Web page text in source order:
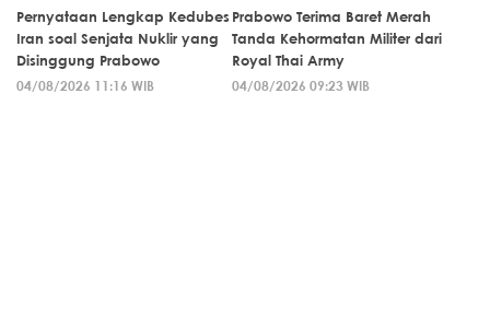
Pernyataan Lengkap Kedubes
Iran soal Senjata Nuklir yang
Disinggung Prabowo
04/08/2026 11:16 WIB
Prabowo Terima Baret Merah
Tanda Kehormatan Militer dari
Royal Thai Army
04/08/2026 09:23 WIB